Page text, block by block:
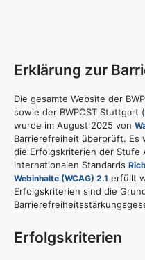
Erklärung zur
Die gesamte Website der
sowie der BWPOST Stuttgart (
wurde im August 2025 von
Barrierefreiheit überprüft. Es
die Erfolgskriterien der Stufe
internationalen Standards
Webinhalte (WCAG) 2.1 erfüllt
Erfolgskriterien sind die
Erfolgskriterien